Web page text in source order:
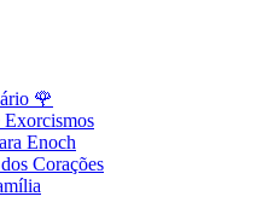
🌹
Exorcismos
Enoch
Corações